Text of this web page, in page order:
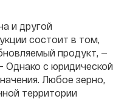
и другой
состоит в том,
продукт, —
Однако с юридической
Любое зерно,
территории